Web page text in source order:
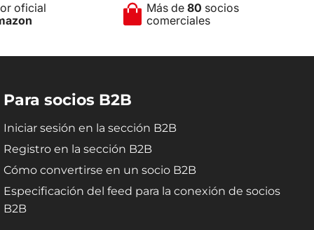
oficial
Más de80 socios
comerciales
Para socios B2B
Iniciar sesión en la sección B2B
Registro en la sección B2B
Cómo convertirse en un socio B2B
Especificación del feed para la conexión de socios
B2B